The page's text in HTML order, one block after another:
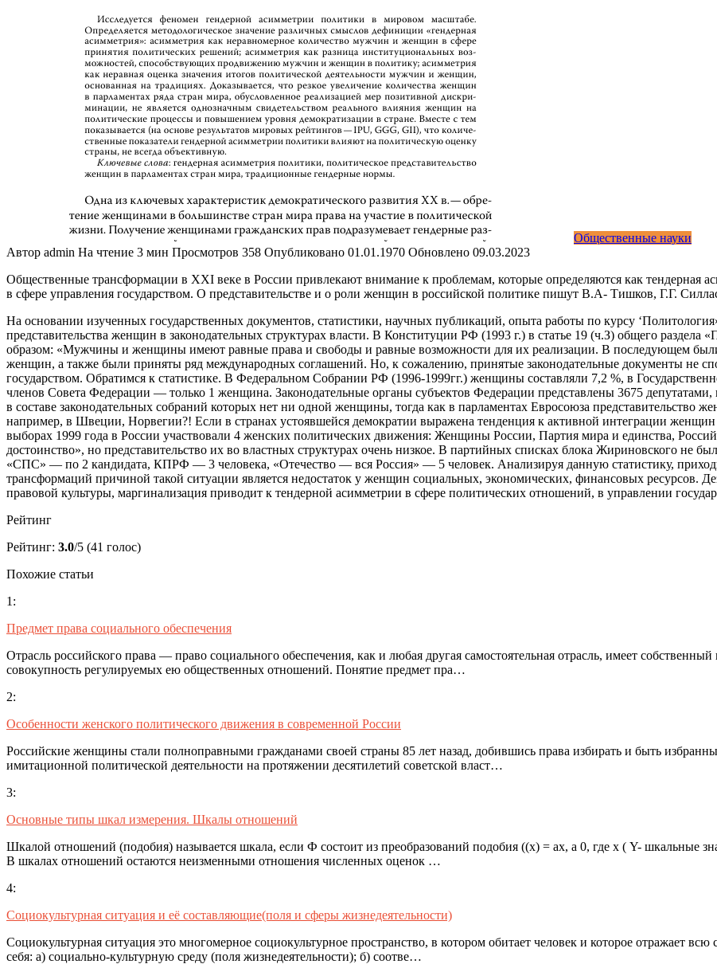
Общественные науки
Автор admin На чтение 3 мин Просмотров 358 Опубликовано 01.01.1970 Обновлено 09.03.2023
Общественные трансформации в XXI веке в России привлекают внимание к проблемам, которые определяются как тендерная
в сфере управления государством. О представительстве и о роли женщин в российской политике пишут В.А- Тишков, Г.Г.
На основании изученных государственных документов, статистики, научных публикаций, опыта работы по курсу
представительства женщин в законодательных структурах власти. В Конституции РФ (1993 г.) в статье 19 (ч.З) общего
образом: «Мужчины и женщины имеют равные права и свободы и равные возможности для их реализации. В последующем
женщин, а также были приняты ряд международных соглашений. Но, к сожалению, принятые законодательные документы не
государством. Обратимся к статистике. В Федеральном Собрании РФ (1996-1999гг.) женщины составляли 7,2 %, в
членов Совета Федерации — только 1 женщина. Законодательные органы субъектов Федерации представлены 3675
в составе законодательных собраний которых нет ни одной женщины, тогда как в парламентах Евросоюза представительство
например, в Швеции, Норвегии?! Если в странах устоявшейся демократии выражена тенденция к активной интеграции
выборах 1999 года в России участвовали 4 женских политических движения: Женщины России, Партия мира и единства,
достоинство», но представительство их во властных структурах очень низкое. В партийных списках блока Жириновского не
«СПС» — по 2 кандидата, КПРФ — 3 человека, «Отечество — вся Россия» — 5 человек. Анализируя данную статистику,
трансформаций причиной такой ситуации является недостаток у женщин социальных, экономических, финансовых ресурсов.
правовой культуры, маргинализация приводит к тендерной асимметрии в сфере политических отношений, в управлении
Рейтинг
Рейтинг: 3.0/5 (41 голос)
Похожие статьи
1:
Предмет права социального обеспечения
Отрасль российского права — право социального обеспечения, как и любая другая самостоятельная отрасль, имеет
совокупность регулируемых ею общественных отношений. Понятие предмет пра…
2:
Особенности женского политического движения в современной России
Российские женщины стали полноправными гражданами своей страны 85 лет назад, добившись права избирать и быть
имитационной политической деятельности на протяжении десятилетий советской власт…
3:
Основные типы шкал измерения. Шкалы отношений
Шкалой отношений (подобия) называется шкала, если Ф состоит из преобразований подобия ((х) = ах, а 0, где х ( Y- шкальные
В шкалах отношений остаются неизменными отношения численных оценок …
4:
Социокультурная ситуация и её составляющие(поля и сферы жизнедеятельности)
Социокультурная ситуация это многомерное социокультурное пространство, в котором обитает человек и которое отражает
себя: а) социально-культурную среду (поля жизнедеятельности); б) соотве…